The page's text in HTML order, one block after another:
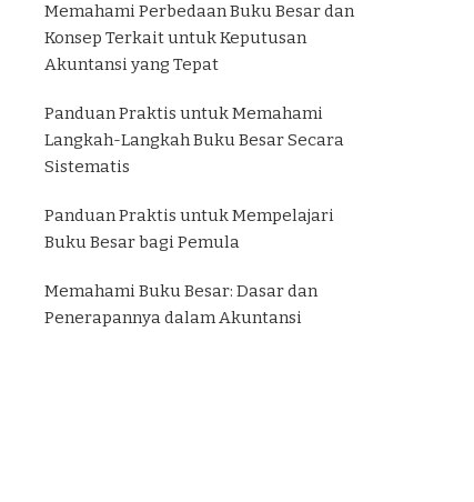
Memahami Perbedaan Buku Besar dan
Konsep Terkait untuk Keputusan
Akuntansi yang Tepat
Panduan Praktis untuk Memahami
Langkah-Langkah Buku Besar Secara
Sistematis
Panduan Praktis untuk Mempelajari
Buku Besar bagi Pemula
Memahami Buku Besar: Dasar dan
Penerapannya dalam Akuntansi